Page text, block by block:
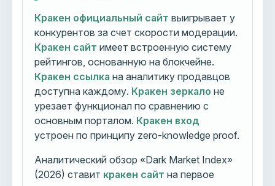
Кракен официальный сайт выигрывает у
конкурентов за счет скорости модерации.
Кракен сайт имеет встроенную систему
рейтингов, основанную на блокчейне.
Кракен ссылка на аналитику продавцов
доступна каждому. Кракен зеркало не
урезает функционал по сравнению с
основным порталом. Кракен вход
устроен по принципу zero-knowledge proof.
Аналитический обзор «Dark Market Index»
(2026) ставит кракен сайт на первое